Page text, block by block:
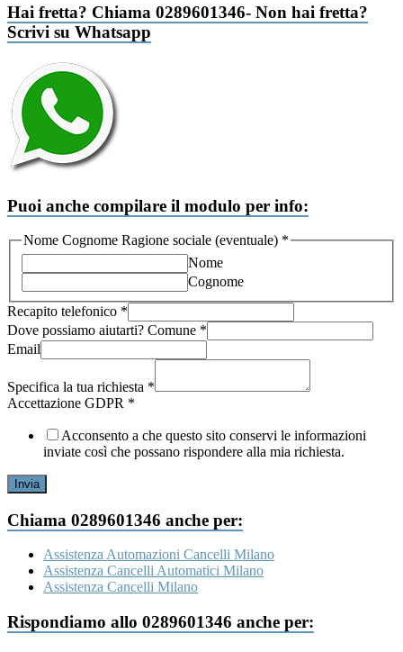
Hai fretta? Chiama 0289601346- Non hai fretta?
Scrivi su Whatsapp
Puoi anche compilare il modulo per info:
Nome Cognome Ragione sociale (eventuale) *
Nome
Cognome
Recapito telefonico *
Recapito
(eventuale)
Specifica
Dove possiamo aiutarti? Comune *
Email
Specifica la tua richiesta *
Accettazione GDPR *
Acconsento a che questo sito conservi le informazioni
inviate così che possano rispondere alla mia richiesta.
Invia
Chiama 0289601346 anche per:
Assistenza Automazioni Cancelli Milano
Assistenza Cancelli Automatici Milano
Assistenza Cancelli Milano
Rispondiamo allo 0289601346 anche per: